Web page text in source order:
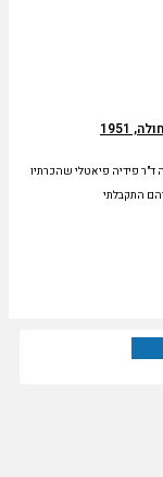
1951
ד"ר פידיה פיאטלי שהכרתיו
התקבלתי